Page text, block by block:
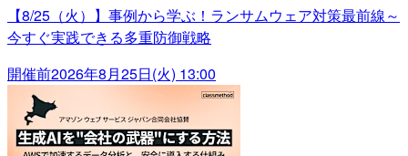
【8/25（火）】事例から学ぶ！ランサムウェア対策最前線～
今すぐ実践できる多重防御戦略
開催前2026年8月25日(火) 13:00